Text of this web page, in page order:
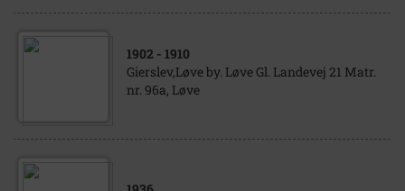
1902 - 1910
Gierslev,Løve by. Løve Gl. Landevej 21 Matr.
nr. 96a, Løve